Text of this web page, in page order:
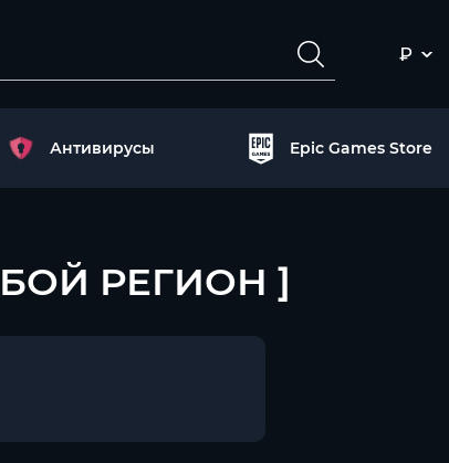
₽
Антивирусы Epic Games Store
РЕГИОН ]